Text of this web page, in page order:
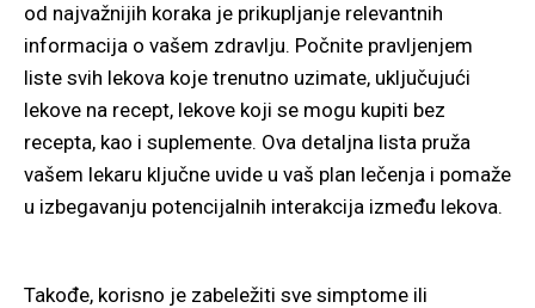
od najvažnijih koraka je prikupljanje relevantnih
informacija o vašem zdravlju. Počnite pravljenjem
liste svih lekova koje trenutno uzimate, uključujući
lekove na recept, lekove koji se mogu kupiti bez
recepta, kao i suplemente. Ova detaljna lista pruža
vašem lekaru ključne uvide u vaš plan lečenja i pomaže
u izbegavanju potencijalnih interakcija između lekova.
Takođe, korisno je zabeležiti sve simptome ili